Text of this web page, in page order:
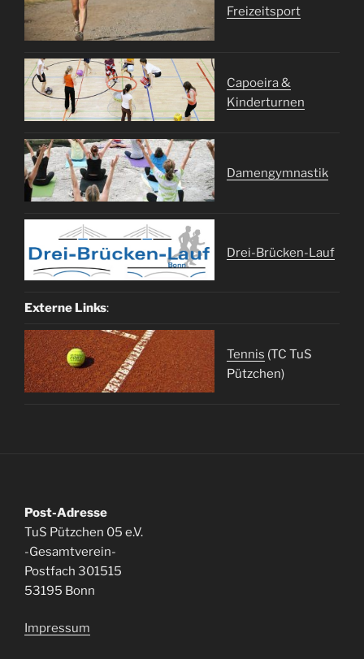
Freizeitsport
Capoeira &
Kinderturnen
Damengymnastik
Drei-Brücken-Lauf
Externe Links:
Tennis (TC TuS
Pützchen)
Post-Adresse
TuS Pützchen 05 e.V.
-Gesamtverein-
Postfach 301515
53195 Bonn
Impressum